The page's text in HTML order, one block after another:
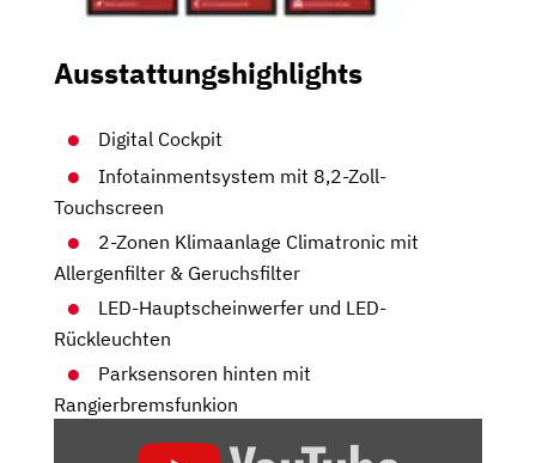
Ausstattungshighlights
Digital Cockpit
Infotainmentsystem mit 8,2-Zoll-
Touchscreen
2-Zonen Klimaanlage Climatronic mit
Allergenfilter & Geruchsfilter
LED-Hauptscheinwerfer und LED-
Rückleuchten
Parksensoren hinten mit
Rangierbremsfunkion